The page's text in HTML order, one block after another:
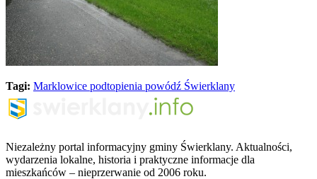
Tagi: Marklowice podtopienia powódź Świerklany
Niezależny portal informacyjny gminy Świerklany. Aktualności,
wydarzenia lokalne, historia i praktyczne informacje dla
mieszkańców – nieprzerwanie od 2006 roku.